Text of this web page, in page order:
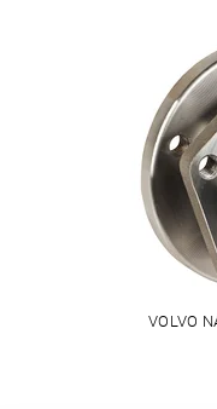
VOLVO